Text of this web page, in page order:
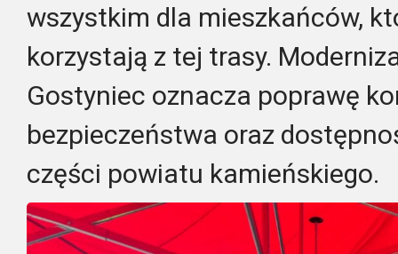
wszystkim dla mieszkańców,
korzystają z tej trasy.
Gostyniec oznacza poprawę
bezpieczeństwa oraz
części powiatu kamieńskiego.